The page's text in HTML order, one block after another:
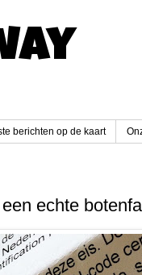
berichten op de kaart
echte